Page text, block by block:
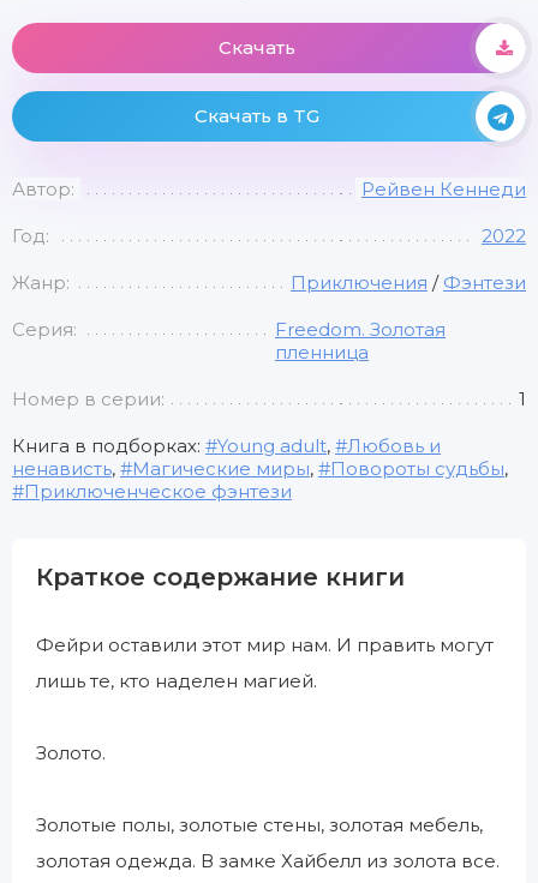
Скачать
Скачать в TG
Автор: Рейвен Кеннеди
Год: 2022
Жанр: Приключения / Фэнтези
Серия:
Freedom. Золотая
пленница
Номер в серии: 1
Книга в подборках: Young adult,
Любовь и
ненависть, Магические миры, Повороты судьбы,
Приключенческое фэнтези
Краткое содержание книги
Фейри оставили этот мир нам. И править могут
лишь те, кто наделен магией.
Золото.
Золотые полы, золотые стены, золотая мебель,
золотая одежда. В замке Хайбелл из золота все.